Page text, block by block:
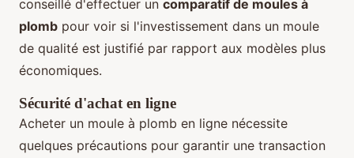
conseillé d'effectuer un comparatif de moules à
plomb pour voir si l'investissement dans un moule
de qualité est justifié par rapport aux modèles plus
économiques.
Sécurité d'achat en ligne
Acheter un moule à plomb en ligne nécessite
quelques précautions pour garantir une transaction